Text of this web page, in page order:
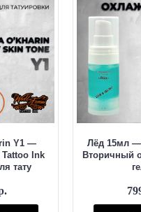
Y1 —
Ink
тату
Лёд 15мл
Вторичный